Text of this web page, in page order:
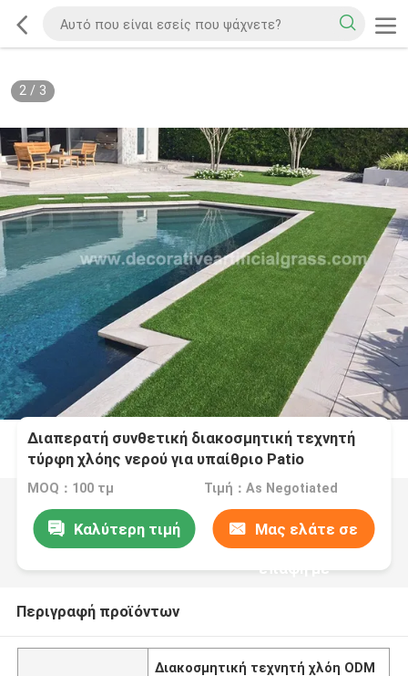
2/ 3
Διαπερατή συνθετική διακοσμητική τεχνητή
τύρφη χλόης νερού για υπαίθριο Patio
MOQ：100 τμ Τιμή：As Negotiated
Καλύτερη τιμή Μας ελάτε σε
επαφή με
Περιγραφή προϊόντων
Διακοσμητική τεχνητή χλόη ODM